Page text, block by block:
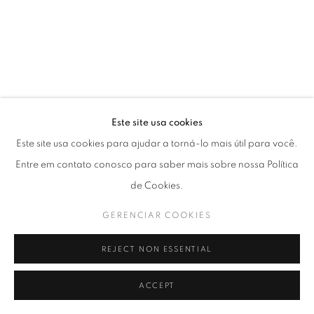
Este site usa cookies
Este site usa cookies para ajudar a torná-lo mais útil para você.
Entre em contato conosco para saber mais sobre nossa Política
de Cookies.
GERENCIAR COOKIES
REJECT NON ESSENTIAL
ACCEPT